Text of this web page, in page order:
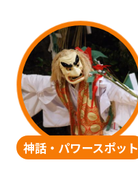
神話・パワースポット